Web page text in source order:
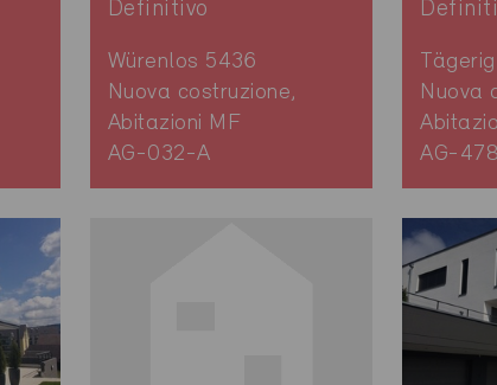
Definitivo
Würenlos 5436
Nuova costruzione,
Abitazioni MF
AG-032-A
Nuova
AG-